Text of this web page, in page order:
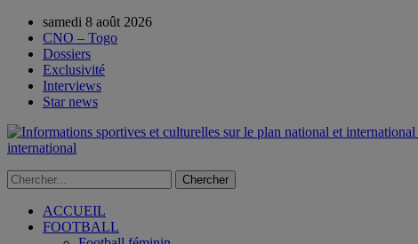
samedi 8 août 2026
CNO – Togo
Dossiers
Exclusivité
Interviews
Star news
international
ACCUEIL
FOOTBALL